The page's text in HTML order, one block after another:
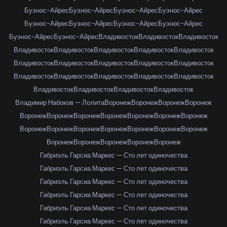
Буэнос-АйресБуэнос-АйресБуэнос-АйресБуэнос-Айрес
Буэнос-АйресБуэнос-АйресБуэнос-АйресБуэнос-Айрес
Буэнос-АйресБуэнос-АйресВладивостокВладивостокВладивосток
ВладивостокВладивостокВладивостокВладивостокВладивосток
ВладивостокВладивостокВладивостокВладивостокВладивосток
ВладивостокВладивостокВладивостокВладивостокВладивосток
ВладивостокВладивостокВладивостокВладивосток
Владимир Набоков — ЛолитаВоронежВоронежВоронежВоронеж
ВоронежВоронежВоронежВоронежВоронежВоронежВоронеж
ВоронежВоронежВоронежВоронежВоронежВоронежВоронеж
ВоронежВоронежВоронежВоронежВоронеж
Габриэль Гарсиа Маркес — Сто лет одиночества
Габриэль Гарсиа Маркес — Сто лет одиночества
Габриэль Гарсиа Маркес — Сто лет одиночества
Габриэль Гарсиа Маркес — Сто лет одиночества
Габриэль Гарсиа Маркес — Сто лет одиночества
Габриэль Гарсиа Маркес — Сто лет одиночества